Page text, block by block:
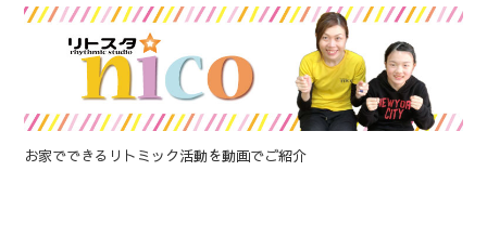
お家でできるリトミック活動を動画でご紹介